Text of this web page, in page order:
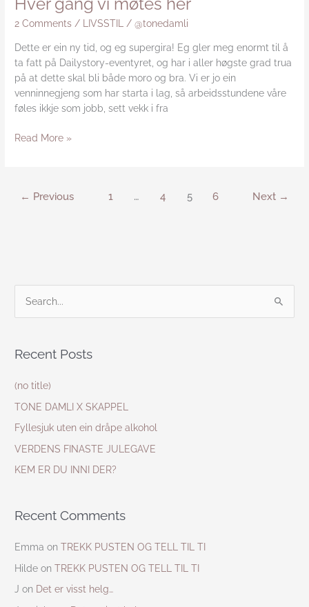
Hver gang vi møtes her
2 Comments / LIVSSTIL /@tonedamli
Dette er ein ny tid, og eg supergira! Eg gler meg enormt til å
ta fatt på Dailystory-eventyret, og har i aller høgste grad trua
på at dette skal bli både moro og bra. Vi er jo ein
venninnegjeng som har starta i lag, så arbeidsstundene våre
føles ikkje som jobb, sett vekk i fra
Read More »
← Previous 1 … 4 5 6 Next →
r
o
r
:
Recent Posts
(no title)
TONE DAMLI X SKAPPEL
Fyllesjuk uten ein dråpe alkohol
VERDENS FINASTE JULEGAVE
KEM ER DU INNI DER?
Recent Comments
Emma onTREKK PUSTEN OG TELL TIL TI
Hilde onTREKK PUSTEN OG TELL TIL TI
J on Det er visst helg…